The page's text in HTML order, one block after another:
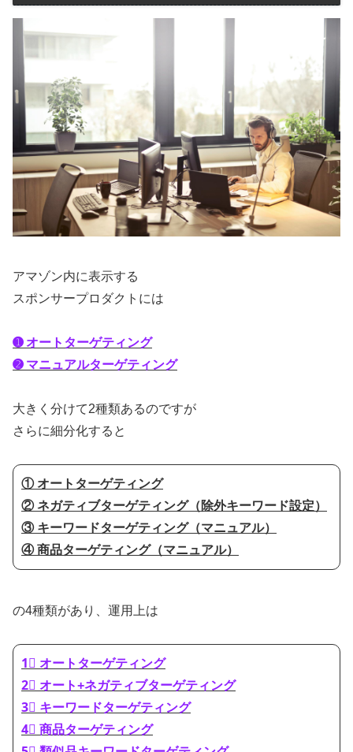
アマゾン内に表示する
スポンサープロダクトには
➊ オートターゲティング
➋ マニュアルターゲティング
大きく分けて2種類あるのですが
さらに細分化すると
① オートターゲティング
② ネガティブターゲティング（除外キーワード設定）
③ キーワードターゲティング（マニュアル）
④ 商品ターゲティング（マニュアル）
の4種類があり、運用上は
1⃣ オートターゲティング
2⃣ オート+ネガティブターゲティング
3⃣ キーワードターゲティング
4⃣ 商品ターゲティング